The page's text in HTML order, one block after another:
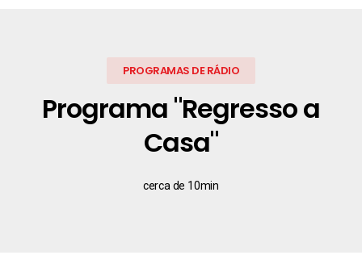
PROGRAMAS DE RÁDIO
Programa "Regresso a
Casa"
cerca de 10min